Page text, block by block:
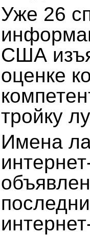
Уже 26
США
оценке
тройку
Имена